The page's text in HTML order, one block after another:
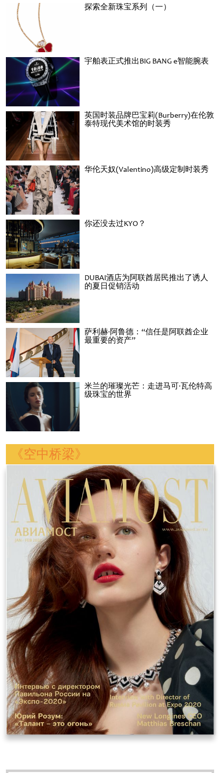
探索全新珠宝系列（一）
宇舶表正式推出BIG BANG e智能腕表
英国时装品牌巴宝莉(Burberry)在伦敦
泰特现代美术馆的时装秀
华伦天奴(Valentino)高级定制时装秀
你还没去过KYO？
DUBAI酒店为阿联酋居民推出了诱人
的夏日促销活动
萨利赫·阿鲁德：“信任是阿联酋企业
最重要的资产”
米兰的璀璨光芒：走进马可·瓦伦特高
级珠宝的世界
《空中桥梁》